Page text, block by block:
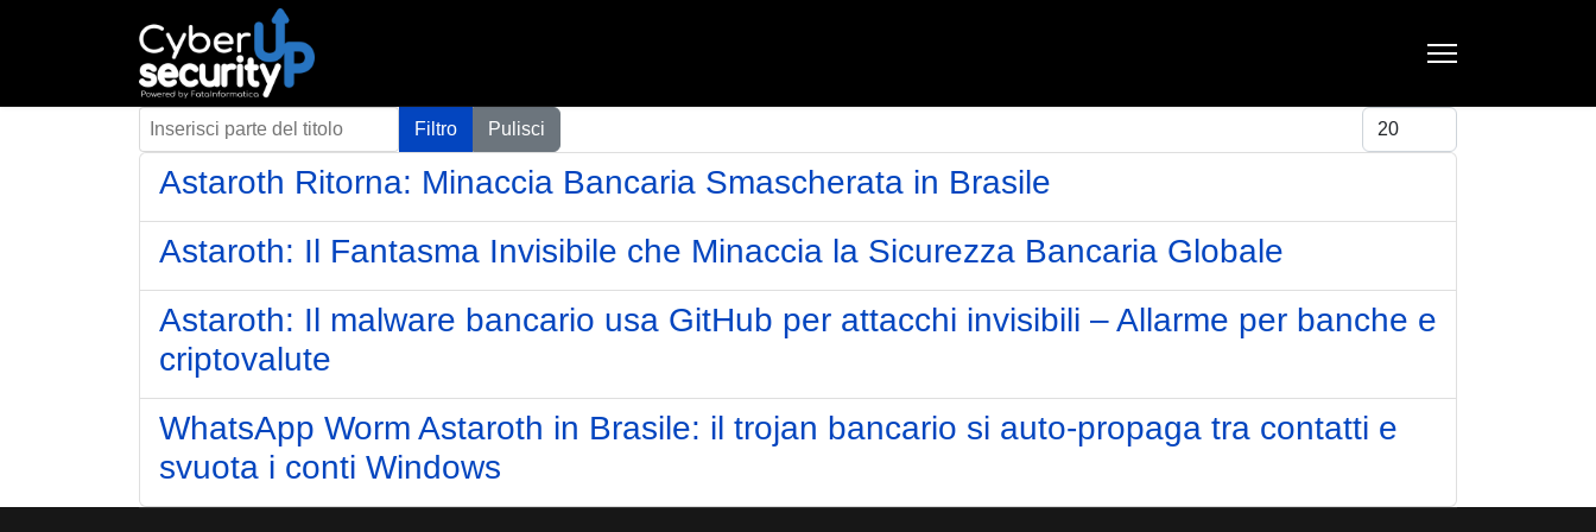
Inserisci parte del titolo Filtro Pulisci Visualizza #
Astaroth Ritorna: Minaccia Bancaria Smascherata in Brasile
Astaroth: Il Fantasma Invisibile che Minaccia la Sicurezza Bancaria Globale
Astaroth: Il malware bancario usa GitHub per attacchi invisibili – Allarme per banche e
criptovalute
WhatsApp Worm Astaroth in Brasile: il trojan bancario si auto-propaga tra contatti e
svuota i conti Windows